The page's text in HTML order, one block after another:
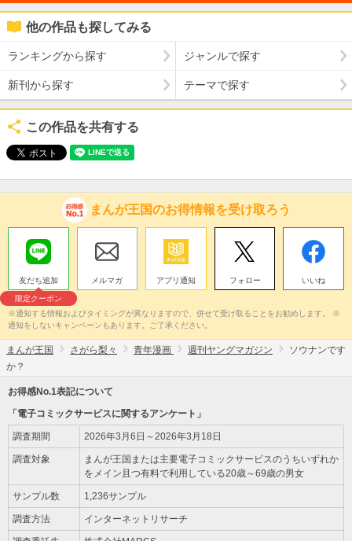
他の作品も探してみる
ランキングから探す ジャンルで探す
新刊から探す テーマで探す
この作品を共有する
まんが王国のお得情報を受け取ろう
友だち追加
限定クーポン
メルマガ アプリ通知 フォロー いいね
※通知する情報およびタイミングが異なりますので、併せて受け取ることをお勧めします。 ※
通知をしないキャンペーンもあります。ご了承ください。
まんが王国 さがら梨々 青年漫画 週刊ヤングマガジン
ソウナンです
か？
お得感No.1表記について
「電子コミックサービスに関するアンケート」
調査期間 2026年3月6日～2026年3月18日
調査対象
まんが王国または主要電子コミックサービスのうちいずれか
をメイン且つ有料で利用している20歳～69歳の男女
サンプル数 1,236サンプル
調査方法 インターネットリサーチ